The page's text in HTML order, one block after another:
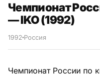
Результаты
Чемпионат
— IKO (1992)
1992 Россия
Чемпионат России по